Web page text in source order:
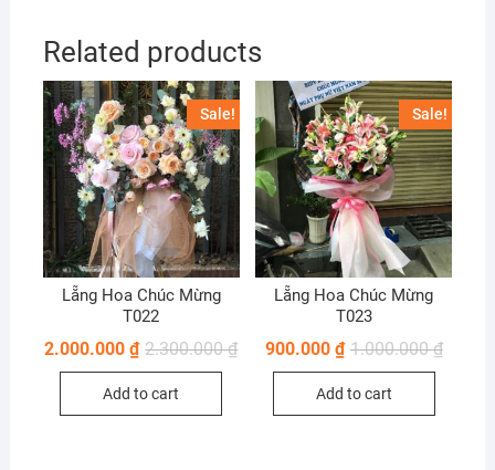
Related products
Sale!
Lẵng Hoa Chúc Mừng
T022
2.300.000₫
2.000.000₫
Add to cart
Sale!
Lẵng Hoa Chúc Mừng
T023
1.000.000₫
900.000 ₫
Add to cart